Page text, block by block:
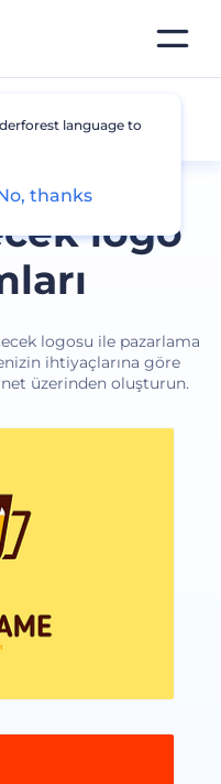
logo
logosu ile pazarlama
ihtiyaçlarına göre
üzerinden oluşturun.
language to
thanks